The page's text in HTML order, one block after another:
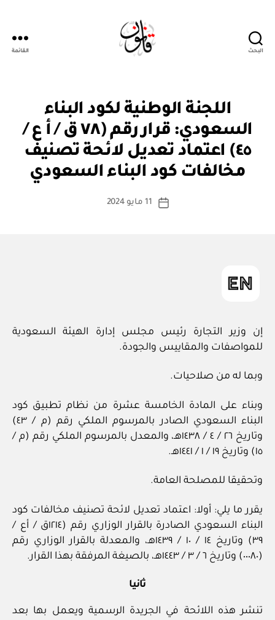
البحث القائمة
التصنيفاتاللجنة الوطنية لكود البناء
السعودي: قرار رقم (٧٨ ق / أ ع /
٤٥) اعتماد تعديل لائحة تصنيف
مخالفات كود البناء السعودي
كاتب
بو
س
ة
تاريخ
11 مايو 2024
إن وزير التجارة رئيس مجلس إدارة الهيئة السعودية
للمواصفات والمقاييس والجودة.
وبما له من صلاحيات.
وبناء على المادة الخامسة عشرة من نظام تطبيق كود
البناء السعودي الصادر بالمرسوم الملكي رقم (م / ٤٣)
وتاريخ ٢٦ / ٤ / ١٤٣٨هـ، والمعدل بالمرسوم الملكي رقم (م /
١٥) وتاريخ ١٩ / ١ / ١٤٤١هـ.
وتحقيقا للمصلحة العامة.
يقرر ما يلي: أولا: اعتماد تعديل لائحة تصنيف مخالفات كود
البناء السعودي الصادرة بالقرار الوزاري رقم (١٢١٤ق / أع /
٣٩) وتاريخ ١٤ / ١٠ / ١٤٣٩هـ، والمعدلة بالقرار الوزاري رقم
(٠٠٠٨٠) وتاريخ ٦ / ٣ / ١٤٤٣هـ، بالصيغة المرفقة بهذا القرار.
ثانيا
تنشر هذه اللائحة في الجريدة الرسمية ويعمل بها بعد